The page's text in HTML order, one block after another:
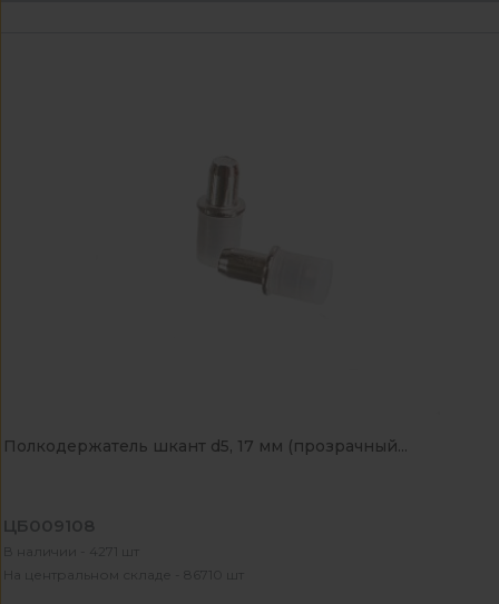
Полкодержатель шкант d5, 17 мм (прозрачный...
ЦБ009108
В наличии - 4271 шт
На центральном складе - 86710 шт